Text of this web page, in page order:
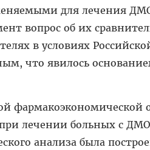
для лечения
вопрос об их
в условиях
что явилось
фармакоэкономической
лечении больных с
анализа была